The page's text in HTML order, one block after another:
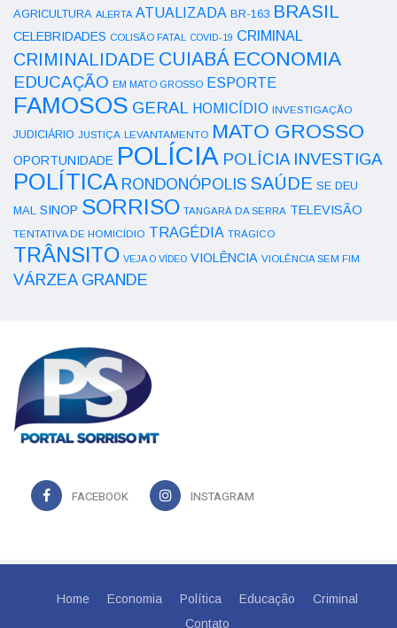
AGRICULTURA ALERTA ATUALIZADA BR-163 BRASIL
CELEBRIDADES COLISÃO FATAL COVID-19 CRIMINAL
CRIMINALIDADE CUIABÁ ECONOMIA
EDUCAÇÃO EM MATO GROSSO ESPORTE
FAMOSOS GERAL HOMICÍDIO INVESTIGAÇÃO
JUDICIÁRIO JUSTIÇA LEVANTAMENTO MATO GROSSO
OPORTUNIDADE POLÍCIA POLÍCIA INVESTIGA
POLÍTICA RONDONÓPOLIS SAÚDE SE DEU
MAL SINOP SORRISO TANGARÁ DA SERRA TELEVISÃO
TENTATIVA DE HOMICÍDIO TRAGÉDIA TRÁGICO
TRÂNSITO VEJA O VÍDEO VIOLÊNCIA VIOLÊNCIA SEM FIM
VÁRZEA GRANDE
FACEBOOK INSTAGRAM
Home Economia Política Educação
Criminal
Contato